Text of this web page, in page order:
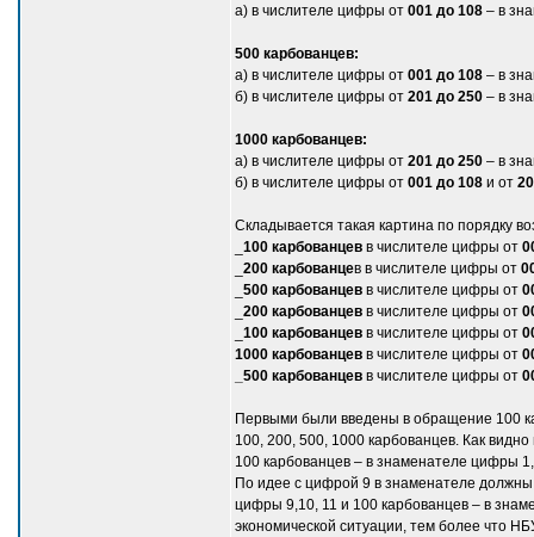
а) в числителе цифры от 001 до 108 – в
500 карбованцев:
а) в числителе цифры от 001 до 108 – в
б) в числителе цифры от 201 до 250 – в
1000 карбованцев:
а) в числителе цифры от 201 до 250 – в
б) в числителе цифры от 001 до 108 и от
Складывается такая картина по порядку
100 карбованцев в числителе цифры от
200 карбованцев в числителе цифры от
500 карбованцев в числителе цифры от
200 карбованцев в числителе цифры от
100 карбованцев в числителе цифры от
1000 карбованцев в числителе цифры от
_500 карбованцев в числителе цифры от
Первыми были введены в обращение 100
100, 200, 500, 1000 карбованцев. Как
100 карбованцев – в знаменателе цифры
По идее с цифрой 9 в знаменателе
цифры 9,10, 11 и 100 карбованцев – в
экономической ситуации, тем более что